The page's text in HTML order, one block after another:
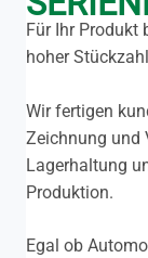
Für Ihr Produkt
hoher
Wir fertigen
Zeichnung und
Lagerhaltung
Produktion.
Egal ob